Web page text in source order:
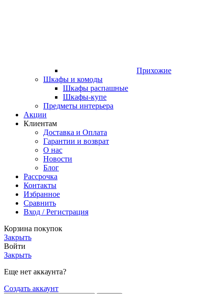
Прихожие
Шкафы и комоды
Шкафы распашные
Шкафы-купе
Предметы интерьера
Акции
Клиентам
Доставка и Оплата
Гарантии и возврат
О нас
Новости
Блог
Рассрочка
Контакты
Избранное
Сравнить
Вход / Регистрация
Корзина покупок
Закрыть
Войти
Закрыть
Еще нет аккаунта?
Создать аккаунт